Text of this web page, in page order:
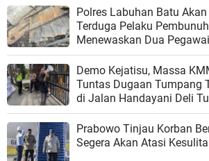
Polres Labuhan Batu
Terduga Pelaku
Menewaskan Dua
Bilik
Demo Kejatisu, Massa
Tuntas Dugaan Tumpang
di Jalan Handayani Deli
Prabowo Tinjau Korban
Segera Akan Atasi